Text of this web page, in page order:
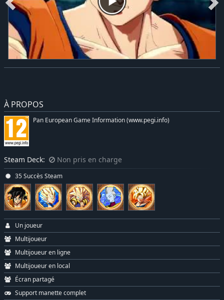
À PROPOS
Pan European Game Information (www.pegi.info)
Steam Deck: Non pris en charge
35 Succès Steam
Un joueur
Multijoueur
Multijoueur en ligne
Multijoueur en local
Écran partagé
Support manette complet